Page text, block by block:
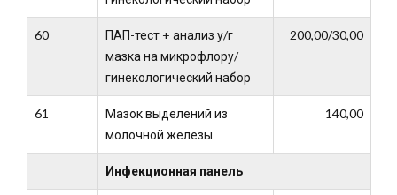
60
ПАП-тест + анализ у/г
мазка на микрофлору/
гинекологический набор
200,00/30,00
61
Мазок выделений из
молочной железы
140,00
Инфекционная панель